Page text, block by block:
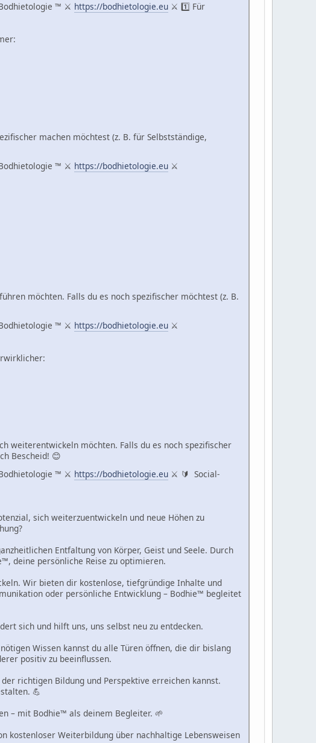
™ ⚔ https://bodhietologie.eu ⚔ 1️⃣ Für
machen möchtest (z. B. für Selbstständige,
™ ⚔ https://bodhietologie.eu ⚔
möchten. Falls du es noch spezifischer möchtest (z. B.
™ ⚔ https://bodhietologie.eu ⚔
weiterentwickeln möchten. Falls du es noch spezifischer
Bescheid! 😊
™ ⚔ https://bodhietologie.eu ⚔ 🔰 Social-
sich weiterzuentwickeln und neue Höhen zu
Entfaltung von Körper, Geist und Seele. Durch
deine persönliche Reise zu optimieren.
Wir bieten dir kostenlose, tiefgründige Inhalte und
oder persönliche Entwicklung – Bodhie™ begleitet
sich und hilft uns, uns selbst neu zu entdecken.
Wissen kannst du alle Türen öffnen, die dir bislang
positiv zu beeinflussen.
richtigen Bildung und Perspektive erreichen kannst.
💪
– mit Bodhie™ als deinem Begleiter. 🌱
kostenloser Weiterbildung über nachhaltige Lebensweisen